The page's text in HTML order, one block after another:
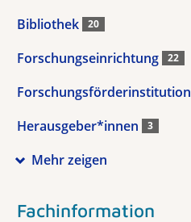
Bibliothek 20
Forschungseinrichtung 22
Forschungsförderinstitution
Herausgeber*innen 3
Mehr zeigen
Fachinformation